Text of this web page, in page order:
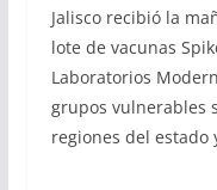
Jalisco recibió la
lote de vacunas
Laboratorios
grupos vulnerables
regiones del